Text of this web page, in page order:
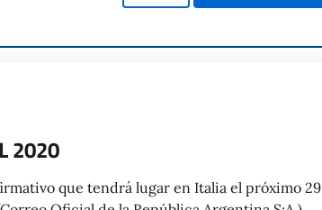
2020
que tendrá lugar en Italia el próximo 29